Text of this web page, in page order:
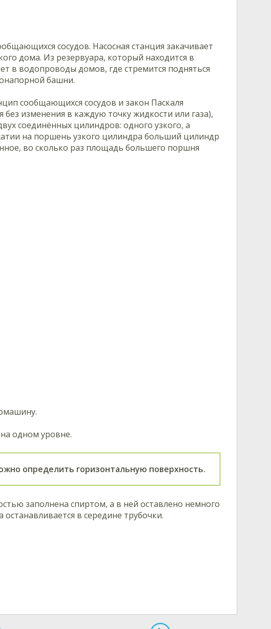
сосудов. Насосная станция закачивает
дома. Из резервуара, который находится в
в водопроводы домов, где стремится подняться
башни.
сообщающихся сосудов и закон Паскаля
изменения в каждую точку жидкости или газа),
соединённых цилиндров: одного узкого, а
на поршень узкого цилиндра больший цилиндр
во сколько раз площадь большего поршня
одном уровне.
определить горизонтальную поверхность.
заполнена спиртом, а в ней оставлено немного
в середине трубочки.